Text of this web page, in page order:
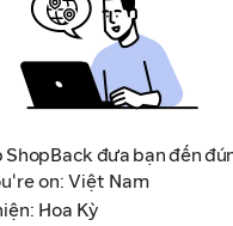
ShopBack đưa bạn đến
on: Việt Nam
Hoa Kỳ